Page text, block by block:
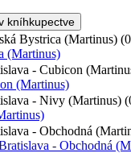
kníhkupectve
Bystrica (Martinus)
(Martinus)
- Cubicon
(Martinus)
- Nivy (Martinus)
- Obchodná
- Obchodná